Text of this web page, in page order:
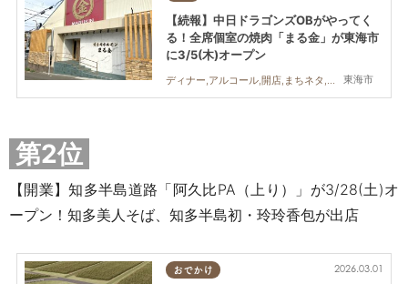
東海市
【続報】中日ドラゴンズOBがやってく
る！全席個室の焼肉「まる金」が東海市
に3/5(木)オープン
ディナー,アルコール,開店,まちネタ,親子,夫婦,家族,カップル,おひとりさま,友人,個室
第2位
【開業】知多半島道路「阿久比PA（上り）」が3/28(土)オ
ープン！知多美人そば、知多半島初・玲玲香包が出店
おでかけ 2026.03.01